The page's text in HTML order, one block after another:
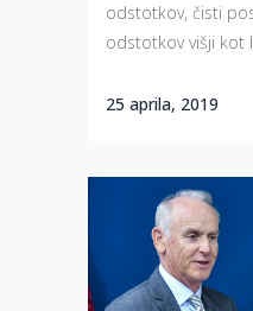
odstotkov, čisti
odstotkov višji kot
25 aprila, 2019